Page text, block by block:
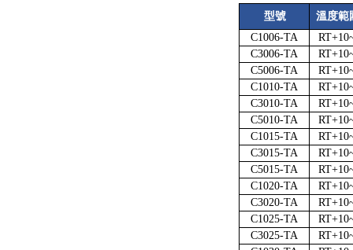
型號
溫度範
C1006-TA
C3006-TA
C5006-TA
C1010-TA
C3010-TA
C5010-TA
C1015-TA
C3015-TA
C5015-TA
C1020-TA
C3020-TA
C1025-TA
C3025-TA